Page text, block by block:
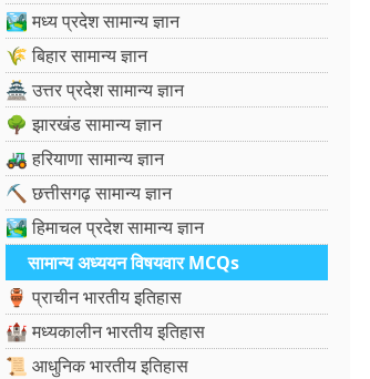
🏞️ मध्य प्रदेश सामान्य ज्ञान
🌾 बिहार सामान्य ज्ञान
🏯 उत्तर प्रदेश सामान्य ज्ञान
🌳 झारखंड सामान्य ज्ञान
🚜 हरियाणा सामान्य ज्ञान
⛏️ छत्तीसगढ़ सामान्य ज्ञान
🏞️ हिमाचल प्रदेश सामान्य ज्ञान
सामान्य अध्ययन विषयवार MCQs
🏺 प्राचीन भारतीय इतिहास
🏰 मध्यकालीन भारतीय इतिहास
📜 आधुनिक भारतीय इतिहास